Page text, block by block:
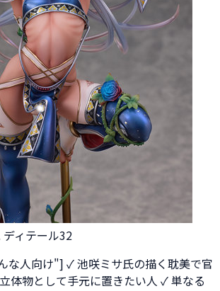
ディテール32
人向け"] ✓ 池咲ミサ氏の描く耽美で官
体物として手元に置きたい人 ✓ 単なる